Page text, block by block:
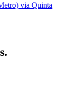
via Quinta